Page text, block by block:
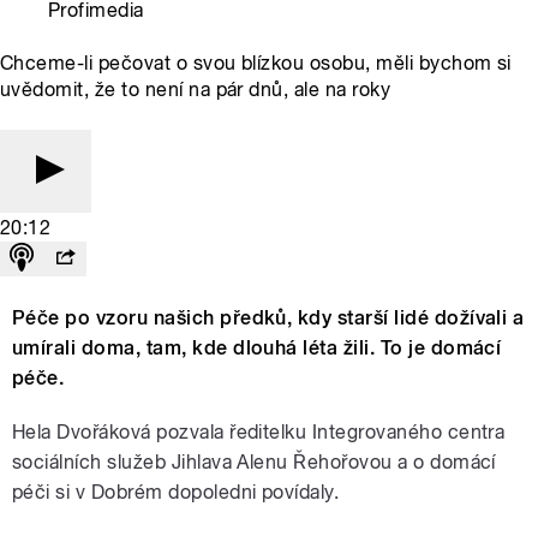
Profimedia
Chceme-li pečovat o svou blízkou osobu, měli bychom si
uvědomit, že to není na pár dnů, ale na roky
20:12
Péče po vzoru našich předků, kdy starší lidé dožívali a
umírali doma, tam, kde dlouhá léta žili. To je domácí
péče.
Hela Dvořáková pozvala ředitelku Integrovaného centra
sociálních služeb Jihlava Alenu Řehořovou a o domácí
péči si v Dobrém dopoledni povídaly.